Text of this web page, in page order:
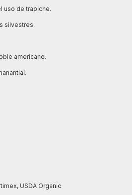
uso de trapiche.
silvestres.
americano.
USDA Organic